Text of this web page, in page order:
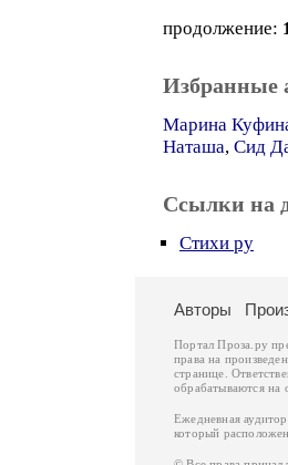
продолжение:
Избранные
Марина
Наташа, Сид
Ссылки на
Стихи ру
Авторы
Портал Проза.ру
права на
странице.
обрабатываются на
Ежедневная
который